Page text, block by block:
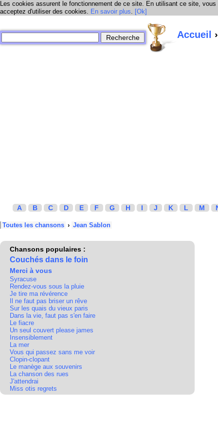
Les cookies assurent le fonctionnement de ce site. En utilisant ce site, vous
acceptez d'utiliser des cookies. En savoir plus. [Ok]
Accueil
A B C D E F G H I J K L M
Toutes les chansons › Jean Sablon
Chansons populaires :
Couchés dans le foin
Merci à vous
Syracuse
Rendez-vous sous la pluie
Je tire ma révérence
Il ne faut pas briser un rêve
Sur les quais du vieux paris
Dans la vie, faut pas s'en faire
Le fiacre
Un seul couvert please james
Insensiblement
La mer
Vous qui passez sans me voir
Clopin-clopant
Le manège aux souvenirs
La chanson des rues
J'attendrai
Miss otis regrets